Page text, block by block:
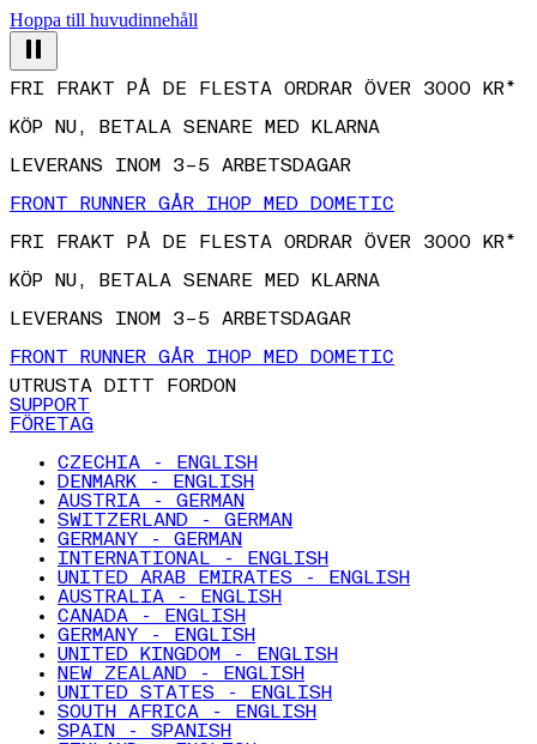
Hoppa till huvudinnehåll
FRI FRAKT PÅ DE FLESTA ORDRAR ÖVER 3000 KR*
KÖP NU, BETALA SENARE MED KLARNA
LEVERANS INOM 3–5 ARBETSDAGAR
FRONT RUNNER GÅR IHOP MED DOMETIC
FRI FRAKT PÅ DE FLESTA ORDRAR ÖVER 3000 KR*
KÖP NU, BETALA SENARE MED KLARNA
LEVERANS INOM 3–5 ARBETSDAGAR
FRONT RUNNER GÅR IHOP MED DOMETIC
UTRUSTA DITT FORDON
SUPPORT
FÖRETAG
CZECHIA - ENGLISH
DENMARK - ENGLISH
AUSTRIA - GERMAN
SWITZERLAND - GERMAN
GERMANY - GERMAN
INTERNATIONAL - ENGLISH
UNITED ARAB EMIRATES - ENGLISH
AUSTRALIA - ENGLISH
CANADA - ENGLISH
GERMANY - ENGLISH
UNITED KINGDOM - ENGLISH
NEW ZEALAND - ENGLISH
UNITED STATES - ENGLISH
SOUTH AFRICA - ENGLISH
SPAIN - SPANISH